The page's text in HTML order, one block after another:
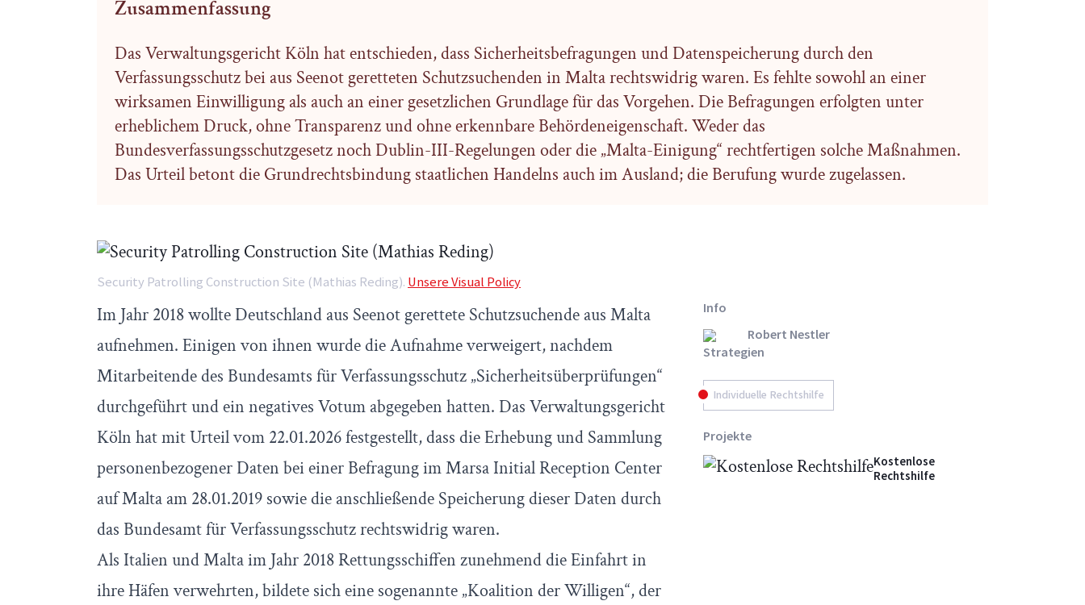
Zusammenfassung
Das Verwaltungsgericht Köln hat entschieden, dass Sicherheitsbefragungen und Datenspeicherung durch den
Verfassungsschutz bei aus Seenot geretteten Schutzsuchenden in Malta rechtswidrig waren. Es fehlte sowohl an einer
wirksamen Einwilligung als auch an einer gesetzlichen Grundlage für das Vorgehen. Die Befragungen erfolgten unter
erheblichem Druck, ohne Transparenz und ohne erkennbare Behördeneigenschaft. Weder das
Bundesverfassungsschutzgesetz noch Dublin-III-Regelungen oder die „Malta-Einigung“ rechtfertigen solche Maßnahmen.
Das Urteil betont die Grundrechtsbindung staatlichen Handelns auch im Ausland; die Berufung wurde zugelassen.
Security Patrolling Construction Site (Mathias Reding). Unsere Visual Policy
Im Jahr 2018 wollte Deutschland aus Seenot gerettete Schutzsuchende aus Malta
aufnehmen. Einigen von ihnen wurde die Aufnahme verweigert, nachdem
Mitarbeitende des Bundesamts für Verfassungsschutz „Sicherheitsüberprüfungen“
durchgeführt und ein negatives Votum abgegeben hatten. Das Verwaltungsgericht
Köln hat mit Urteil vom 22.01.2026 festgestellt, dass die Erhebung und Sammlung
personenbezogener Daten bei einer Befragung im Marsa Initial Reception Center
auf Malta am 28.01.2019 sowie die anschließende Speicherung dieser Daten durch
das Bundesamt für Verfassungsschutz rechtswidrig waren.
Als Italien und Malta im Jahr 2018 Rettungsschiffen zunehmend die Einfahrt in
ihre Häfen verwehrten, bildete sich eine sogenannte „Koalition der Willigen“, der
Info
Robert Nestler
Strategien
Individuelle Rechtshilfe
Projekte
Kostenlose
Rechtshilfe